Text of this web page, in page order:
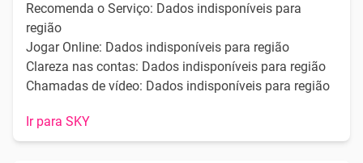
Recomenda o Serviço: Dados indisponíveis para
região
Jogar Online: Dados indisponíveis para região
Clareza nas contas: Dados indisponíveis para região
Chamadas de vídeo: Dados indisponíveis para região
Ir para SKY